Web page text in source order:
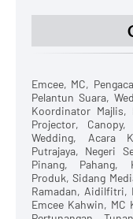
Emcee, MC,
Pelantun Suara,
Koordinator Majlis,
Projector,
Wedding, Acara
Putrajaya, Negeri
Pinang, Pahang,
Produk, Sidang
Ramadan, Aidilfitri,
Emcee Kahwin, MC